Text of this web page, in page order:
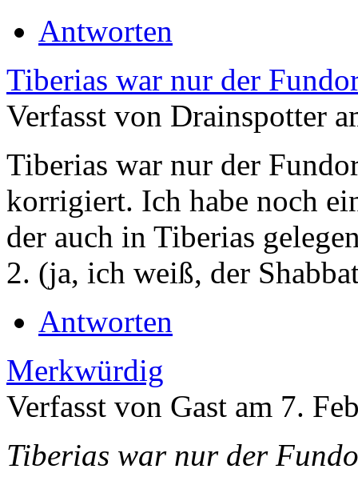
Antworten
Tiberias war nur der
Verfasst von Drainspotter
Tiberias war nur der
korrigiert. Ich habe noch
der auch in Tiberias
2. (ja, ich weiß, der
Antworten
Merkwürdig
Verfasst von Gast am 7.
Tiberias war nur der